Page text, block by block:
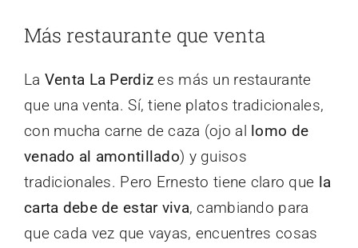
Más restaurante que venta
La Venta La Perdiz es más un restaurante
que una venta. Sí, tiene platos tradicionales,
con mucha carne de caza (ojo al lomo de
venado al amontillado) y guisos
tradicionales. Pero Ernesto tiene claro que la
carta debe de estar viva, cambiando para
que cada vez que vayas, encuentres cosas